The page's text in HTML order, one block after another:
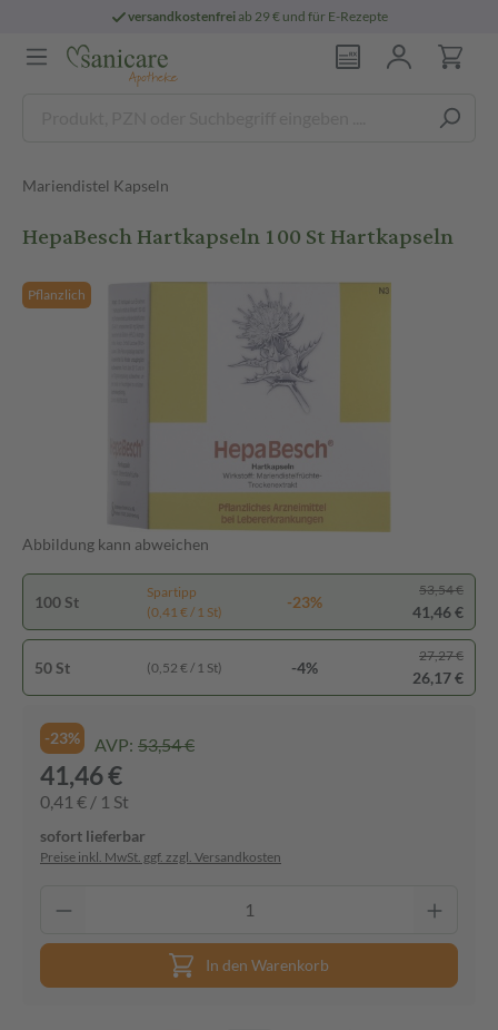
versandkostenfreiab 29 € und für E-Rezepte
Mariendistel Kapseln
HepaBesch Hartkapseln 100 St Hartkapseln
Pflanzlich
Abbildung kann abweichen
100 St
Spartipp
(0,41 € / 1 St)
-23%
53,54 €
41,46 €
50 St (0,52 € / 1 St) -4%
27,27 €
26,17 €
-23% AVP: 53,54 €
41,46 €
0,41 € / 1 St
sofort lieferbar
Preise inkl. MwSt. ggf. zzgl. Versandkosten
In den Warenkorb